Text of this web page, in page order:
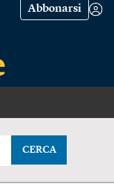
Abbonarsi
CERCA